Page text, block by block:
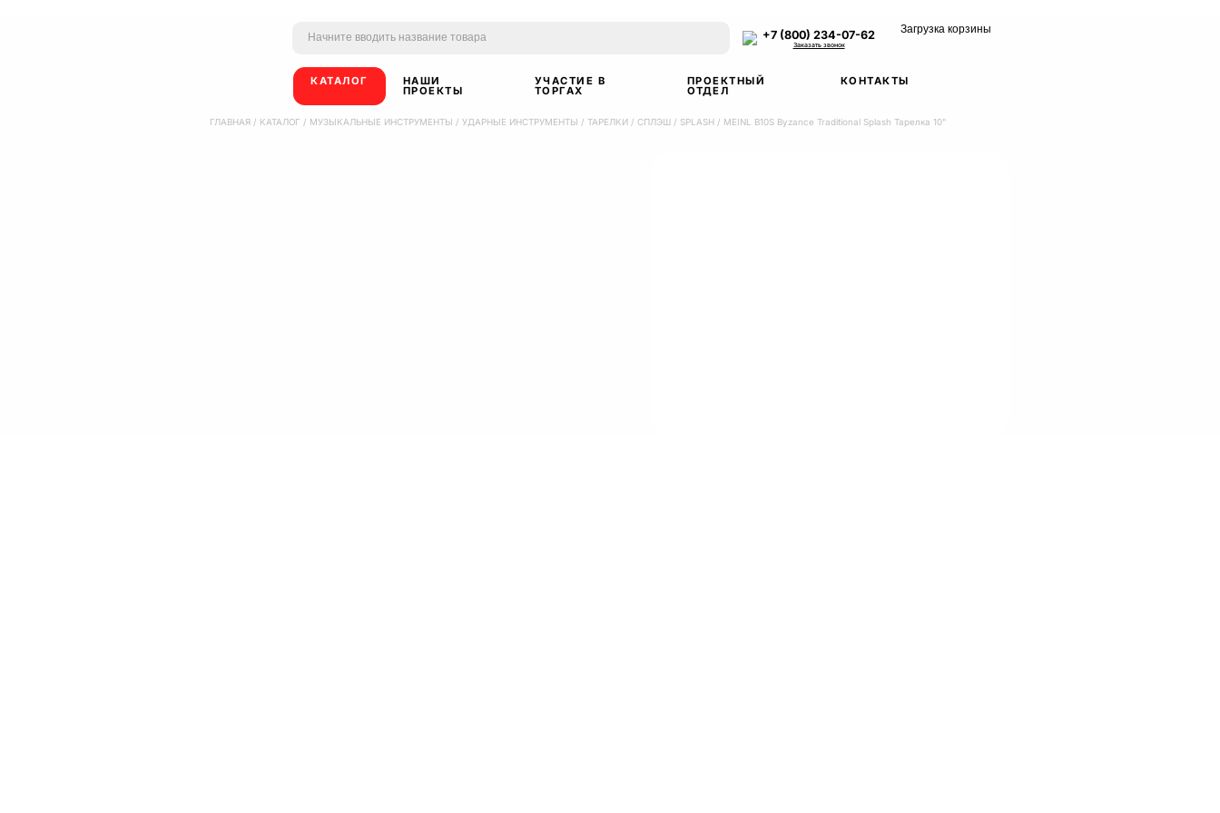
+7 (800) 234-07-62
Заказать звонок
Загрузка корзины
КАТАЛОГ НАШИ
ПРОЕКТЫ
УЧАСТИЕ В
ТОРГАХ
ПРОЕКТНЫЙ
ОТДЕЛ
КОНТАКТЫ
ГЛАВНАЯ / КАТАЛОГ / МУЗЫКАЛЬНЫЕ ИНСТРУМЕНТЫ / УДАРНЫЕ ИНСТРУМЕНТЫ / ТАРЕЛКИ / СПЛЭШ / SPLASH / MEINL B10S Byzance Traditional Splash Тарелка 10"